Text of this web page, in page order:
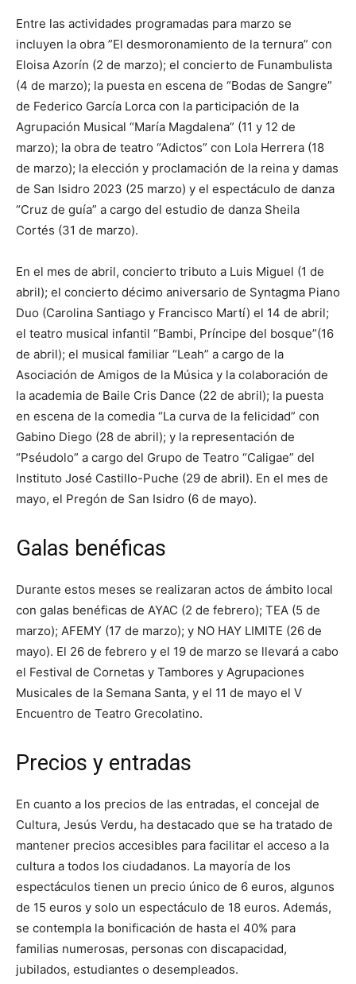
Entre las actividades programadas para marzo se
incluyen la obra ”El desmoronamiento de la ternura” con
Eloisa Azorín (2 de marzo); el concierto de Funambulista
(4 de marzo); la puesta en escena de “Bodas de Sangre”
de Federico García Lorca con la participación de la
Agrupación Musical “María Magdalena” (11 y 12 de
marzo); la obra de teatro “Adictos” con Lola Herrera (18
de marzo); la elección y proclamación de la reina y damas
de San Isidro 2023 (25 marzo) y el espectáculo de danza
“Cruz de guía” a cargo del estudio de danza Sheila
Cortés (31 de marzo).
En el mes de abril, concierto tributo a Luis Miguel (1 de
abril); el concierto décimo aniversario de Syntagma Piano
Duo (Carolina Santiago y Francisco Martí) el 14 de abril;
el teatro musical infantil “Bambi, Príncipe del bosque”(16
de abril); el musical familiar “Leah” a cargo de la
Asociación de Amigos de la Música y la colaboración de
la academia de Baile Cris Dance (22 de abril); la puesta
en escena de la comedia “La curva de la felicidad” con
Gabino Diego (28 de abril); y la representación de
“Pséudolo” a cargo del Grupo de Teatro “Caligae” del
Instituto José Castillo-Puche (29 de abril). En el mes de
mayo, el Pregón de San Isidro (6 de mayo).
Galas benéficas
Durante estos meses se realizaran actos de ámbito local
con galas benéficas de AYAC (2 de febrero); TEA (5 de
marzo); AFEMY (17 de marzo); y NO HAY LIMITE (26 de
mayo). El 26 de febrero y el 19 de marzo se llevará a cabo
el Festival de Cornetas y Tambores y Agrupaciones
Musicales de la Semana Santa, y el 11 de mayo el V
Encuentro de Teatro Grecolatino.
Precios y entradas
En cuanto a los precios de las entradas, el concejal de
Cultura, Jesús Verdu, ha destacado que se ha tratado de
mantener precios accesibles para facilitar el acceso a la
cultura a todos los ciudadanos. La mayoría de los
espectáculos tienen un precio único de 6 euros, algunos
de 15 euros y solo un espectáculo de 18 euros. Además,
se contempla la bonificación de hasta el 40% para
familias numerosas, personas con discapacidad,
jubilados, estudiantes o desempleados.